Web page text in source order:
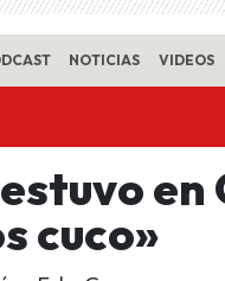
NOTICIAS VIDEOS
en
cuco»